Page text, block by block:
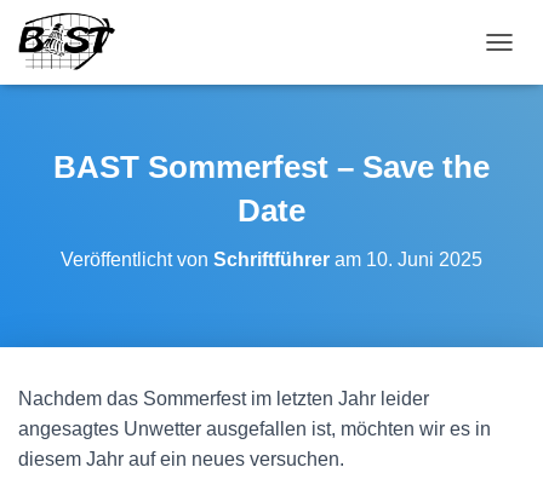
BAST Sommerfest – Save the
Date
Veröffentlicht von Schriftführer am 10. Juni 2025
Nachdem das Sommerfest im letzten Jahr leider
angesagtes Unwetter ausgefallen ist, möchten wir es in
diesem Jahr auf ein neues versuchen.